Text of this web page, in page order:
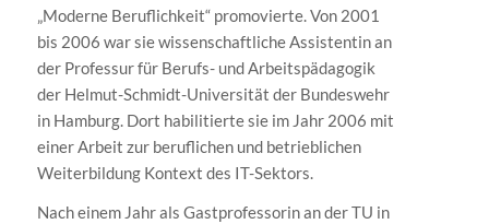
„Moderne Beruflichkeit“ promovierte. Von 2001
bis 2006 war sie wissenschaftliche Assistentin an
der Professur für Berufs- und Arbeitspädagogik
der Helmut-Schmidt-Universität der Bundeswehr
in Hamburg. Dort habilitierte sie im Jahr 2006 mit
einer Arbeit zur beruflichen und betrieblichen
Weiterbildung Kontext des IT-Sektors.
Nach einem Jahr als Gastprofessorin an der TU in